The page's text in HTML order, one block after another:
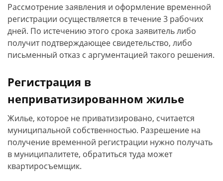
Рассмотрение заявления и оформление временной
регистрации осуществляется в течение 3 рабочих
дней. По истечению этого срока заявитель либо
получит подтверждающее свидетельство, либо
письменный отказ с аргументацией такого решения.
Регистрация в
неприватизированном жилье
Жилье, которое не приватизировано, считается
муниципальной собственностью. Разрешение на
получение временной регистрации нужно получать
в муниципалитете, обратиться туда может
квартиросъемщик.